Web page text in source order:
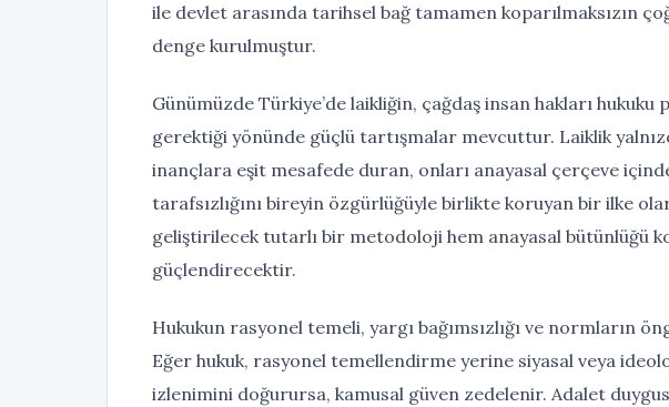
ile devlet arasında tarihsel bağ tamamen koparılmaksızın
denge kurulmuştur.
Günümüzde Türkiye’de laikliğin, çağdaş insan hakları
gerektiği yönünde güçlü tartışmalar mevcuttur. Laiklik
inançlara eşit mesafede duran, onları anayasal çerçeve
tarafsızlığını bireyin özgürlüğüyle birlikte koruyan bir ilke
geliştirilecek tutarlı bir metodoloji hem anayasal bütünlüğü
güçlendirecektir.
Hukukun rasyonel temeli, yargı bağımsızlığı ve normların
Eğer hukuk, rasyonel temellendirme yerine siyasal veya
izlenimini doğurursa, kamusal güven zedelenir. Adalet